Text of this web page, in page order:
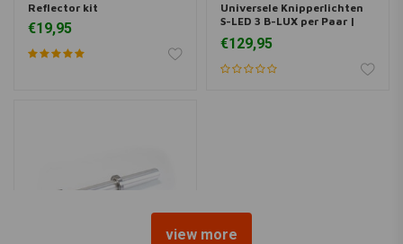
Reflector kit
€19,95
Universele Knipperlichten
S-LED 3 B-LUX per Paar |
(Kies een Kleur)
€129,95
view more